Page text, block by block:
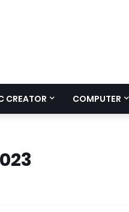
CREATOR COMPUTER